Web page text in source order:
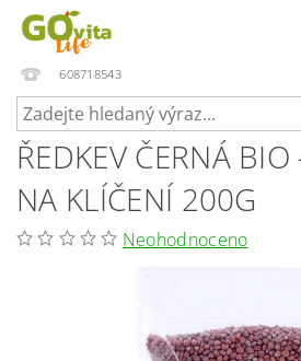
608718543
ŘEDKEV ČERNÁ
NA KLÍČENÍ 200G
Neohodnoceno